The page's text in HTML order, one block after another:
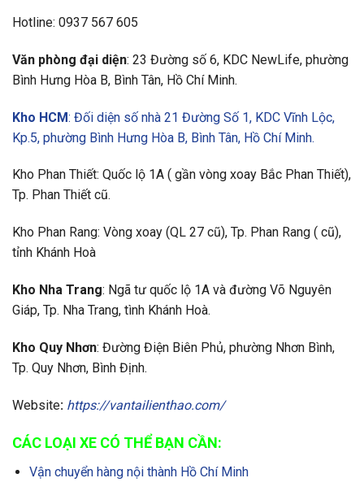
Hotline: 0937 567 605
Văn phòng đại diện: 23 Đường số 6, KDC NewLife, phường
Bình Hưng Hòa B, Bình Tân, Hồ Chí Minh.
Kho HCM: Đối diện số nhà 21 Đường Số 1, KDC Vĩnh Lộc,
Kp.5, phường Bình Hưng Hòa B, Bình Tân, Hồ Chí Minh.
Kho Phan Thiết: Quốc lộ 1A ( gần vòng xoay Bắc Phan Thiết),
Tp. Phan Thiết cũ.
Kho Phan Rang: Vòng xoay (QL 27 cũ), Tp. Phan Rang ( cũ),
tỉnh Khánh Hoà
Kho Nha Trang: Ngã tư quốc lộ 1A và đường Võ Nguyên
Giáp, Tp. Nha Trang, tình Khánh Hoà.
Kho Quy Nhơn: Đường Điện Biên Phủ, phường Nhơn Bình,
Tp. Quy Nhơn, Bình Định.
Website: https://vantailienthao.com/
CÁC LOẠI XE CÓ THỂ BẠN CẦN:
Vận chuyển hàng nội thành Hồ Chí Minh